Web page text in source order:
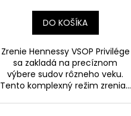
DO KOŠÍKA
Zrenie Hennessy VSOP Privilége
sa zakladá na precíznom
výbere sudov rôzneho veku.
Tento komplexný režim zrenia...